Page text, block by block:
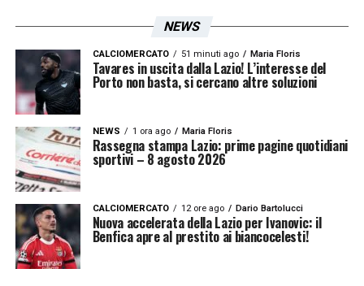
NEWS
CALCIOMERCATO 51 minuti ago Maria Floris
Tavares in uscita dalla Lazio! L’interesse del
Porto non basta, si cercano altre soluzioni
NEWS 1 ora ago Maria Floris
Rassegna stampa Lazio: prime pagine quotidiani
sportivi – 8 agosto 2026
CALCIOMERCATO 12 ore ago Dario Bartolucci
Nuova accelerata della Lazio per Ivanovic: il
Benfica apre al prestito ai biancocelesti!